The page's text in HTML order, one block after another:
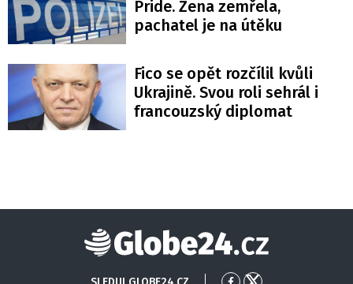
Pride. Žena zemřela,
pachatel je na útěku
Fico se opět rozčílil kvůli
Ukrajině. Svou roli sehrál i
francouzský diplomat
Globe24